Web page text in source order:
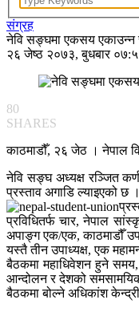
संग्रह
नेवि सङ्घमा एकसय एकाउन्न
२६ जेष्ठ २०७३, बुधबार
80
SHARES
काठमाडौँ, २६ जेठ । नेपाल
नेवि सङ्घ अध्यक्ष रञ्जित
प्रस्ताव अगाडि ल्याइएको छ ।
प्रविधितर्फ चार, नेपाल
अपाङ्ग एक/एक, काठमाडौँ
यस्तै तीन उपाध्यक्ष, एक
बैठकमा महाधिवेशन हुने समय,
आन्दोलन र देशको
बैठकमा बोल्ने अधिकांश